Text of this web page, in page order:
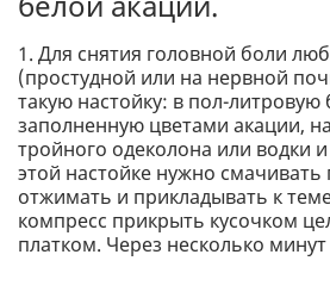
1. Для снятия головной боли
(простудной или на нервной
такую ​​настойку: в пол-литровую
заполненную цветами акации,
тройного одеколона или водки
этой настойке нужно смачивать
отжимать и прикладывать к
компресс прикрыть кусочком
платком. Через несколько